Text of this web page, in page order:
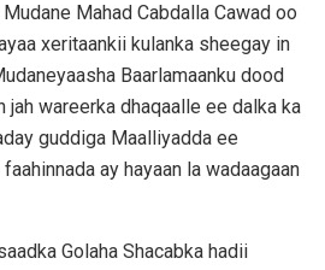
Mahad Cabdalla Cawad oo
xeritaankii kulanka sheegay in
Baarlamaanku dood
jah wareerka dhaqaalle ee dalka ka
guddiga Maalliyadda ee
ay hayaan la wadaagaan
Golaha Shacabka hadii